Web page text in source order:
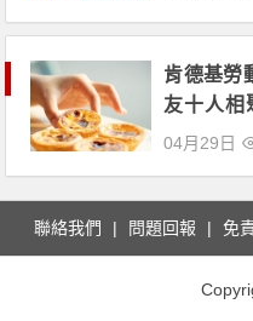
肯德基勞
友十人相
滿！
04月29日
聯絡我們 問題回報 免